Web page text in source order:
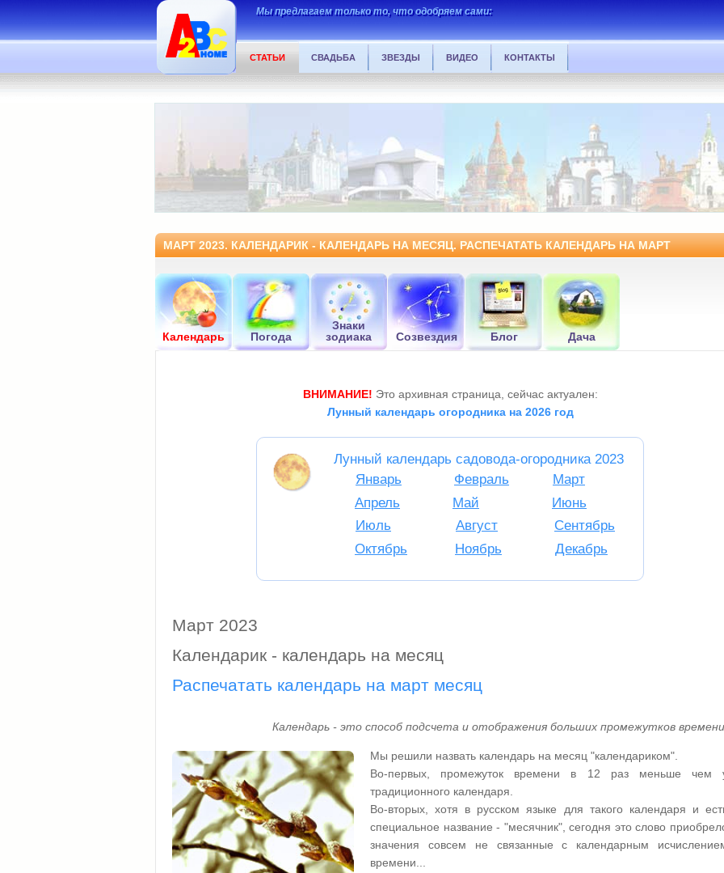
Мы предлагаем только то, что одобряем сами:
СТАТЬИ СВАДЬБА ЗВЕЗДЫ ВИДЕО КОНТАКТЫ
МАРТ 2023. КАЛЕНДАРИК - КАЛЕНДАРЬ НА МЕСЯЦ. РАСПЕЧАТАТЬ КАЛЕНДАРЬ НА МАРТ
Календарь Погода
Знаки
зодиака
Созвездия Блог Дача
ВНИМАНИЕ! Это архивная страница, сейчас актуален:
Лунный календарь огородника на 2026 год
Лунный календарь садовода-огородника 2023
Январь
Февраль
Март
Апрель
Май
Июнь
Июль
Август
Сентябрь
Октябрь
Ноябрь Декабрь
Март 2023
Календарик - календарь на месяц
Распечатать календарь на март месяц
Календарь - это способ подсчета и отображения больших промежутков времени.
Мы решили назвать календарь на месяц "календариком".
Во-первых, промежуток времени в 12 раз меньше чем
традиционного календаря.
Во-вторых, хотя в русском языке для такого календаря и
специальное название - "месячник", сегодня это слово
значения совсем не связанные с календарным
времени...